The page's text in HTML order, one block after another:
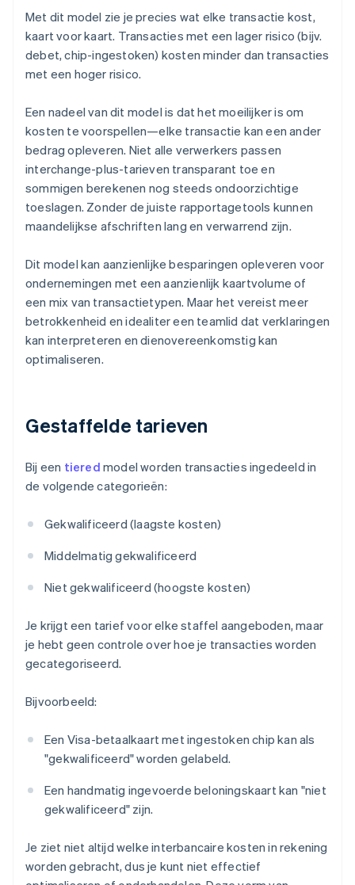
Met dit model zie je precies wat elke transactie kost,
kaart voor kaart. Transacties met een lager risico (bijv.
debet, chip-ingestoken) kosten minder dan transacties
met een hoger risico.
Een nadeel van dit model is dat het moeilijker is om
kosten te voorspellen—elke transactie kan een ander
bedrag opleveren. Niet alle verwerkers passen
interchange-plus-tarieven transparant toe en
sommigen berekenen nog steeds ondoorzichtige
toeslagen. Zonder de juiste rapportagetools kunnen
maandelijkse afschriften lang en verwarrend zijn.
Dit model kan aanzienlijke besparingen opleveren voor
ondernemingen met een aanzienlijk kaartvolume of
een mix van transactietypen. Maar het vereist meer
betrokkenheid en idealiter een teamlid dat verklaringen
kan interpreteren en dienovereenkomstig kan
optimaliseren.
Gestaffelde tarieven
Bij een tiered model worden transacties ingedeeld in
de volgende categorieën:
Gekwalificeerd (laagste kosten)
Middelmatig gekwalificeerd
Niet gekwalificeerd (hoogste kosten)
Je krijgt een tarief voor elke staffel aangeboden, maar
je hebt geen controle over hoe je transacties worden
gecategoriseerd.
Bijvoorbeeld:
Een Visa-betaalkaart met ingestoken chip kan als
"gekwalificeerd" worden gelabeld.
Een handmatig ingevoerde beloningskaart kan "niet
gekwalificeerd" zijn.
Je ziet niet altijd welke interbancaire kosten in rekening
worden gebracht, dus je kunt niet effectief